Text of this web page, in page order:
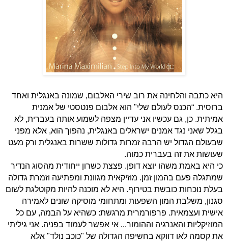
היא כתבה והלחינה את רוב שירי האלבום, שמונה באנגלית ואחד
ברוסית. “הכנס לעולם שלי" הוא אלבום פנטסטי של אמנית
אמיתית. כן, גם עכשיו אני עדיין מצפה לשמוע אותה בעברית, לא
בגלל שאני נגד אמנים ישראלים באנגלית, נהפוך הוא, אלא מפני
שבעולם הגדול יש הרבה זמרות גדולות ששרות באנגלית ורק מעט
שעושות את זה בעברית כמוה.
כי היא באמת משהו יוצא דופן. פצצת כשרון ייחודית מהסוג הנדיר
שמתגלה פעם בהמון זמן. מוזיקאית מגוונת ומפתיעה וזמרת גדולה
בעלת נוכחות כובשת בטירוף. היא לא מוכנה להיות מקוטלגת לשום
סגנון, משלבת המון השפעות ומתחומי מוסיקה שונים לאמירה
אישית ועצמאית. פרפורמרית מרגשת: כשהיא על הבמה, עם כל
המוזיקליות והאנרגיה וההומור... אי אפשר לעמוד בפניה. אני גיליתי
את קסמה לאו דווקא בחשיפה הגדולה של "כוכב נולד" אלא